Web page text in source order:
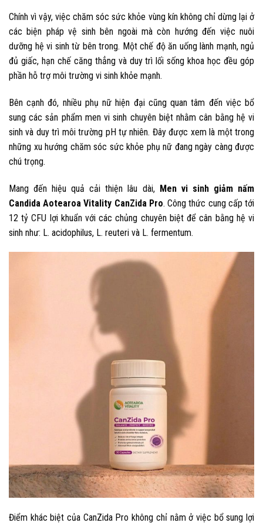
Chính vì vậy, việc chăm sóc sức khỏe vùng kín không chỉ dừng lại ở
các biện pháp vệ sinh bên ngoài mà còn hướng đến việc nuôi
dưỡng hệ vi sinh từ bên trong. Một chế độ ăn uống lành mạnh, ngủ
đủ giấc, hạn chế căng thẳng và duy trì lối sống khoa học đều góp
phần hỗ trợ môi trường vi sinh khỏe mạnh.
Bên cạnh đó, nhiều phụ nữ hiện đại cũng quan tâm đến việc bổ
sung các sản phẩm men vi sinh chuyên biệt nhằm cân bằng hệ vi
sinh và duy trì môi trường pH tự nhiên. Đây được xem là một trong
những xu hướng chăm sóc sức khỏe phụ nữ đang ngày càng được
chú trọng.
Mang đến hiệu quả cải thiện lâu dài, Men vi sinh giảm nấm
Candida Aotearoa Vitality CanZida Pro. Công thức cung cấp tới
12 tỷ CFU lợi khuẩn với các chủng chuyên biệt để cân bằng hệ vi
sinh như: L. acidophilus, L. reuteri và L. fermentum.
Điểm khác biệt của CanZida Pro không chỉ nằm ở việc bổ sung lợi